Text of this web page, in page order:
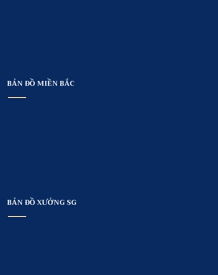
BẢN ĐỒ MIỀN BẮC
BẢN ĐỒ XƯỞNG SG